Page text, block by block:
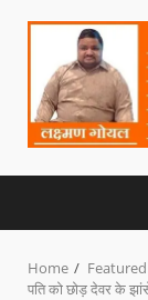
Home
Featured
पति को छोड़ देवर के